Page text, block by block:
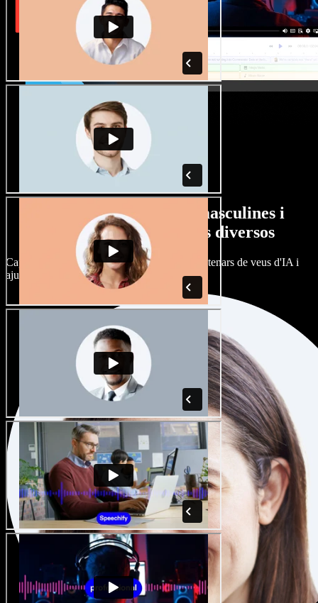
Gran varietat de veus masculines i
femenines amb accents diversos
Cap projecte ha de sonar igual. Tria entre centenars de veus d'IA i
ajusta'n l’accent.